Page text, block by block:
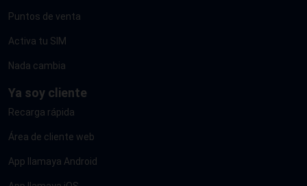
Puntos de venta
Activa tu SIM
Nada cambia
Ya soy cliente
Recarga rápida
Área de cliente web
App llamaya Android